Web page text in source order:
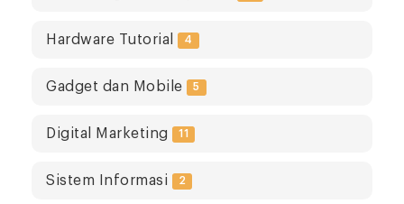
Hardware Tutorial 4
Gadget dan Mobile 5
Digital Marketing 11
Sistem Informasi 2